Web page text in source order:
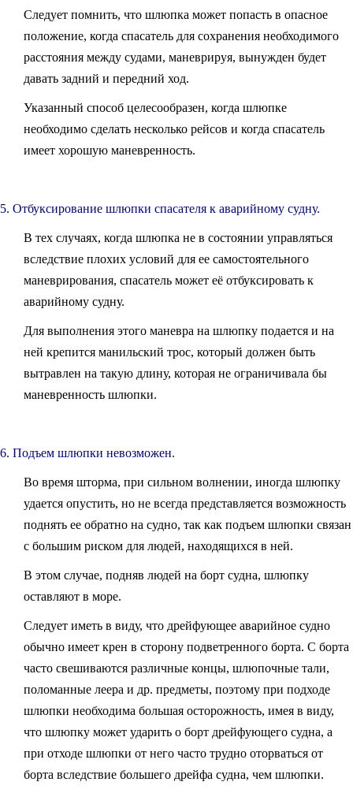
Следует помнить, что шлюпка может попасть в опасное
положение, когда спасатель для сохранения необходимого
расстояния между судами, маневрируя, вынужден будет
давать задний и передний ход.
Указанный способ целесообразен, когда шлюпке
необходимо сделать несколько рейсов и когда спасатель
имеет хорошую маневренность.
5. Отбуксирование шлюпки спасателя к аварийному судну.
В тех случаях, когда шлюпка не в состоянии управляться
вследствие плохих условий для ее самостоятельного
маневрирования, спасатель может её отбуксировать к
аварийному судну.
Для выполнения этого маневра на шлюпку подается и на
ней крепится манильский трос, который должен быть
вытравлен на такую длину, которая не ограничивала бы
маневренность шлюпки.
6. Подъем шлюпки невозможен.
Во время шторма, при сильном волнении, иногда шлюпку
удается опустить, но не всегда представляется возможность
поднять ее обратно на судно, так как подъем шлюпки связан
с большим риском для людей, находящихся в ней.
В этом случае, подняв людей на борт судна, шлюпку
оставляют в море.
Следует иметь в виду, что дрейфующее аварийное судно
обычно имеет крен в сторону подветренного борта. С борта
часто свешиваются различные концы, шлюпочные тали,
поломанные леера и др. предметы, поэтому при подходе
шлюпки необходима большая осторожность, имея в виду,
что шлюпку может ударить о борт дрейфующего судна, а
при отходе шлюпки от него часто трудно оторваться от
борта вследствие большего дрейфа судна, чем шлюпки.